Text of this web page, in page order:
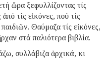
ὥρα ξεφυλλίζοντας τίς
τίς εἰκόνες, πού τίς
Θαύμαζα τίς εἰκόνες,
στά παλιότερα βιβλία.
συλλάβιζα ἀρχικά, κι